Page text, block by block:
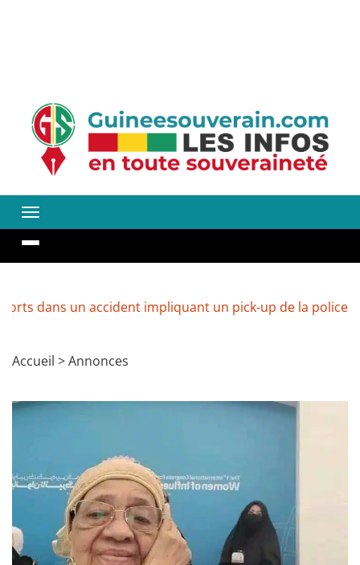
un accident impliquant un pick-up de la police
Accueil >Annonces